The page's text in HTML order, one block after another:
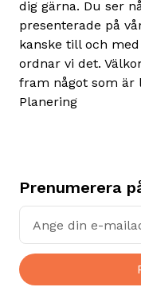
Prenumerera
dig gärna. Du ser
presenterade på
kanske till och
ordnar vi det.
fram något som är
Planering